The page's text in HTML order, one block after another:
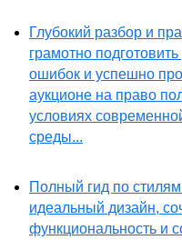
Глубокий разбор и
грамотно
ошибок и успешно
аукционе на право
условиях
среды...
Полный гид по
идеальный дизайн,
функциональность и